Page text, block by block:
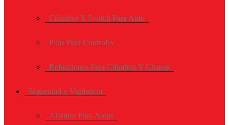
Cilindros Y Switch Para Auto
Pilas Para Controles
Refacciones Para Cilindros Y Chapas
Seguridad y Vigilancia
Alarmas Para Autos